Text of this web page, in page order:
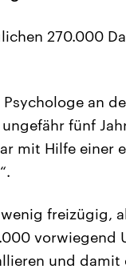
270.000
an
fünf
mit Hilfe einer
freizügig,
vorwiegend
und damit